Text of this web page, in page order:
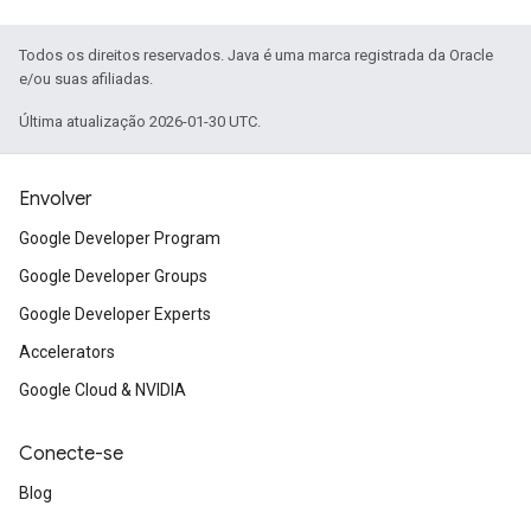
Todos os direitos reservados. Java é uma marca registrada da Oracle
e/ou suas afiliadas.
Última atualização 2026-01-30 UTC.
Envolver
Google Developer Program
Google Developer Groups
Google Developer Experts
Accelerators
Google Cloud & NVIDIA
Conecte-se
Blog